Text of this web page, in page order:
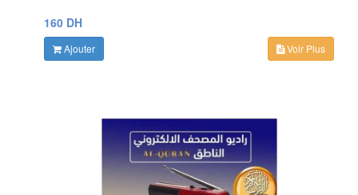
160 DH
Ajouter Voir Plus